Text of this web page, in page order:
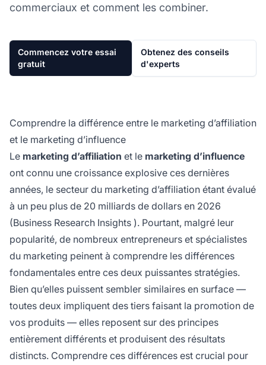
commerciaux et comment les combiner.
Commencez votre essai
gratuit
Obtenez des conseils
d'experts
Comprendre la différence entre le marketing d’affiliation
et le marketing d’influence
Le marketing d’affiliation et le marketing d’influence
ont connu une croissance explosive ces dernières
années, le secteur du marketing d’affiliation étant évalué
à un peu plus de 20 milliards de dollars en 2026
(Business Research Insights ). Pourtant, malgré leur
popularité, de nombreux entrepreneurs et spécialistes
du marketing peinent à comprendre les différences
fondamentales entre ces deux puissantes stratégies.
Bien qu’elles puissent sembler similaires en surface —
toutes deux impliquent des tiers faisant la promotion de
vos produits — elles reposent sur des principes
entièrement différents et produisent des résultats
distincts. Comprendre ces différences est crucial pour